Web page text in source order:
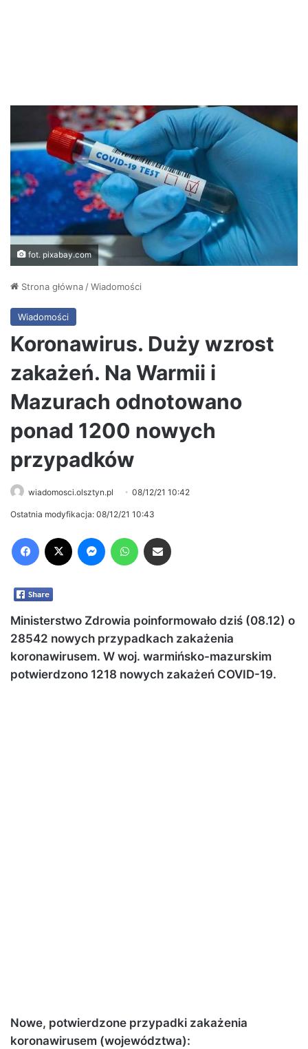
fot. pixabay.com
Strona główna /Wiadomości
Wiadomości
Koronawirus. Duży wzrost
zakażeń. Na Warmii i
Mazurach odnotowano
ponad 1200 nowych
przypadków
wiadomosci.olsztyn.pl 08/12/21 10:42
Ostatnia modyfikacja: 08/12/21 10:43
Ministerstwo Zdrowia poinformowało dziś (08.12) o
28542 nowych przypadkach zakażenia
koronawirusem. W woj. warmińsko-mazurskim
potwierdzono 1218 nowych zakażeń COVID-19.
Nowe, potwierdzone przypadki zakażenia
koronawirusem (województwa):